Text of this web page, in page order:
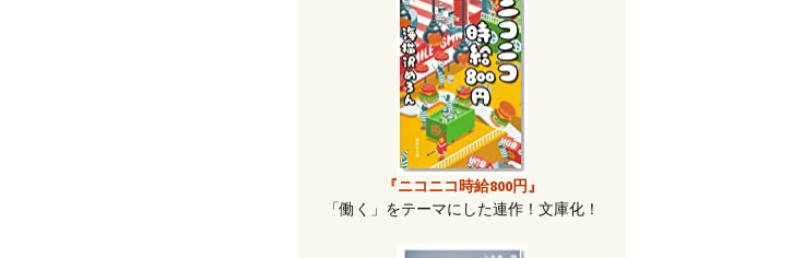
『ニコニコ時給800円』
「働く」をテーマにした連作！文庫化！